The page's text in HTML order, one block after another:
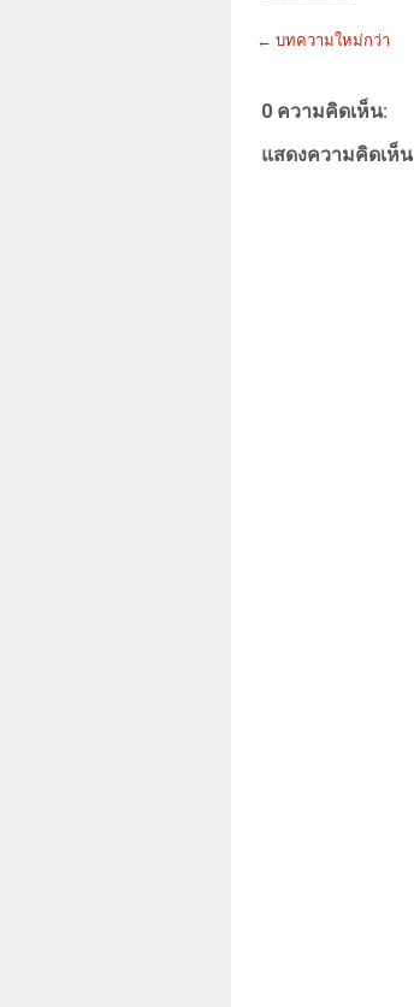
← บทความใหม่กว่า
0 ความคิดเห็น:
แสดงความคิดเห็น